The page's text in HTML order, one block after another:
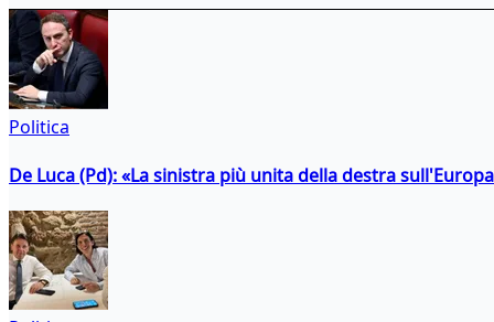
Politica
De Luca (Pd): «La sinistra più unita della destra